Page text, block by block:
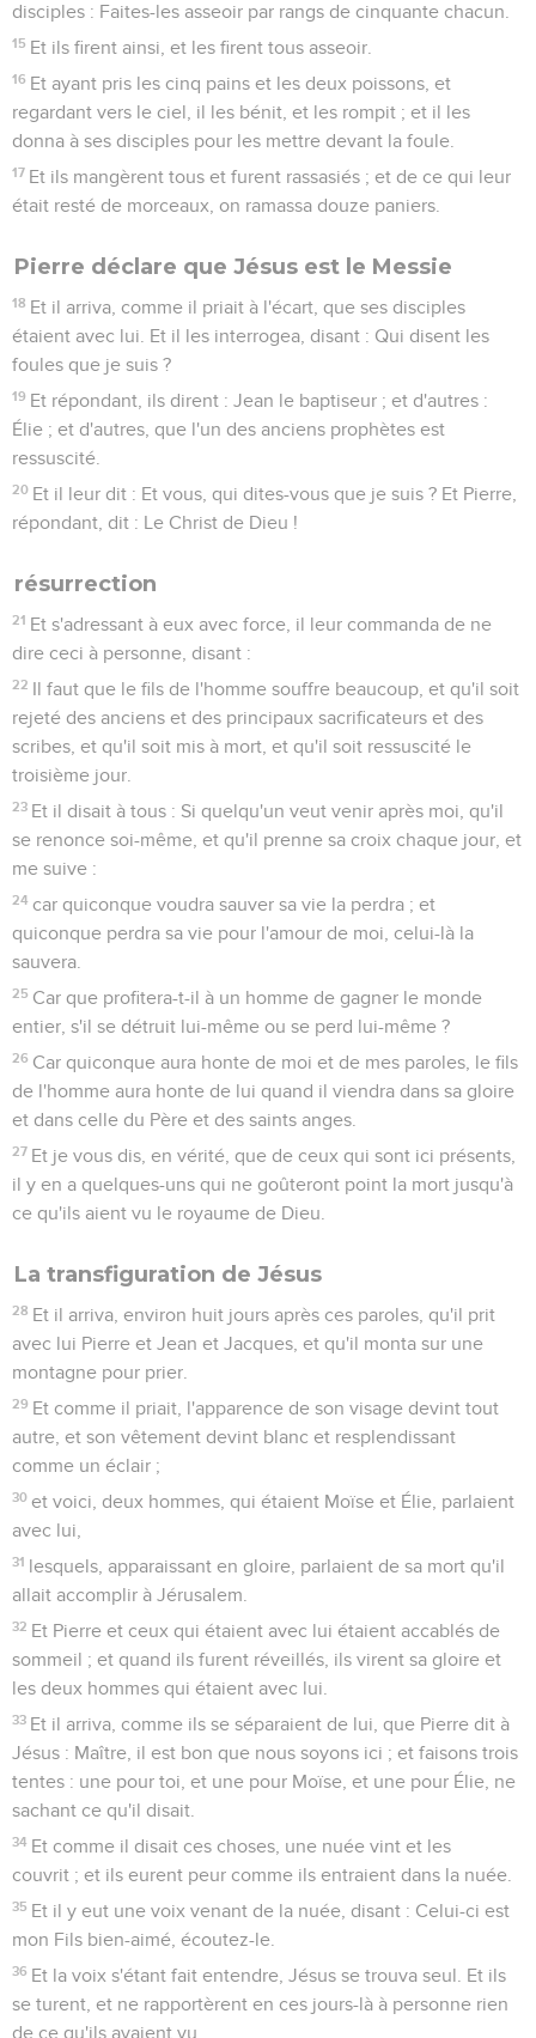
disciples : Faites-les asseoir par rangs de cinquante chacun.
15 Et ils firent ainsi, et les firent tous asseoir.
16 Et ayant pris les cinq pains et les deux poissons, et
regardant vers le ciel, il les bénit, et les rompit ; et il les
donna à ses disciples pour les mettre devant la foule.
17 Et ils mangèrent tous et furent rassasiés ; et de ce qui leur
était resté de morceaux, on ramassa douze paniers.
Pierre déclare que Jésus est le Messie
18 Et il arriva, comme il priait à l'écart, que ses disciples
étaient avec lui. Et il les interrogea, disant : Qui disent les
foules que je suis ?
19 Et répondant, ils dirent : Jean le baptiseur ; et d'autres :
Élie ; et d'autres, que l'un des anciens prophètes est
ressuscité.
20 Et il leur dit : Et vous, qui dites-vous que je suis ? Et Pierre,
répondant, dit : Le Christ de Dieu !
résurrection
21 Et s'adressant à eux avec force, il leur commanda de ne
dire ceci à personne, disant :
22 Il faut que le fils de l'homme souffre beaucoup, et qu'il soit
rejeté des anciens et des principaux sacrificateurs et des
scribes, et qu'il soit mis à mort, et qu'il soit ressuscité le
troisième jour.
23 Et il disait à tous : Si quelqu'un veut venir après moi, qu'il
se renonce soi-même, et qu'il prenne sa croix chaque jour, et
me suive :
24 car quiconque voudra sauver sa vie la perdra ; et
quiconque perdra sa vie pour l'amour de moi, celui-là la
sauvera.
25 Car que profitera-t-il à un homme de gagner le monde
entier, s'il se détruit lui-même ou se perd lui-même ?
26 Car quiconque aura honte de moi et de mes paroles, le fils
de l'homme aura honte de lui quand il viendra dans sa gloire
et dans celle du Père et des saints anges.
27 Et je vous dis, en vérité, que de ceux qui sont ici présents,
il y en a quelques-uns qui ne goûteront point la mort jusqu'à
ce qu'ils aient vu le royaume de Dieu.
La transfiguration de Jésus
28 Et il arriva, environ huit jours après ces paroles, qu'il prit
avec lui Pierre et Jean et Jacques, et qu'il monta sur une
montagne pour prier.
29 Et comme il priait, l'apparence de son visage devint tout
autre, et son vêtement devint blanc et resplendissant
comme un éclair ;
30 et voici, deux hommes, qui étaient Moïse et Élie, parlaient
avec lui,
31 lesquels, apparaissant en gloire, parlaient de sa mort qu'il
allait accomplir à Jérusalem.
32 Et Pierre et ceux qui étaient avec lui étaient accablés de
sommeil ; et quand ils furent réveillés, ils virent sa gloire et
les deux hommes qui étaient avec lui.
33 Et il arriva, comme ils se séparaient de lui, que Pierre dit à
Jésus : Maître, il est bon que nous soyons ici ; et faisons trois
tentes : une pour toi, et une pour Moïse, et une pour Élie, ne
sachant ce qu'il disait.
34 Et comme il disait ces choses, une nuée vint et les
couvrit ; et ils eurent peur comme ils entraient dans la nuée.
35 Et il y eut une voix venant de la nuée, disant : Celui-ci est
mon Fils bien-aimé, écoutez-le.
36 Et la voix s'étant fait entendre, Jésus se trouva seul. Et ils
se turent, et ne rapportèrent en ces jours-là à personne rien
de ce qu'ils avaient vu.